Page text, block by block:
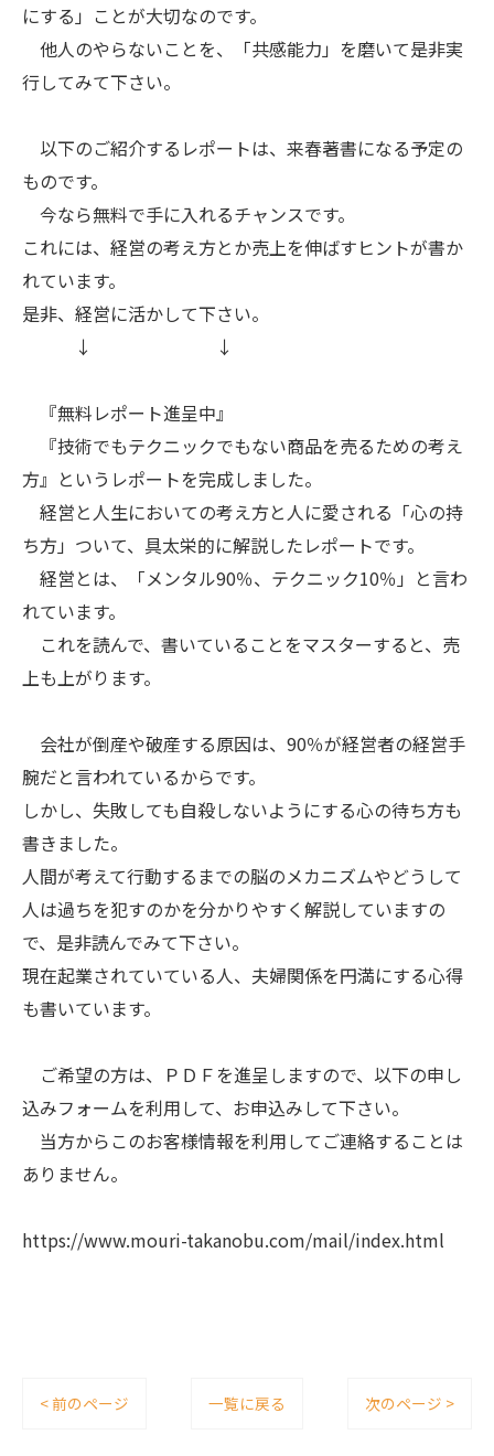
にする」ことが大切なのです。
他人のやらないことを、「共感能力」を磨いて是非実
行してみて下さい。
以下のご紹介するレポートは、来春著書になる予定の
ものです。
今なら無料で手に入れるチャンスです。
これには、経営の考え方とか売上を伸ばすヒントが書か
れています。
是非、経営に活かして下さい。
↓ ↓
『無料レポート進呈中』
『技術でもテクニックでもない商品を売るための考え
方』というレポートを完成しました。
経営と人生においての考え方と人に愛される「心の持
ち方」ついて、具太栄的に解説したレポートです。
経営とは、「メンタル90％、テクニック10％」と言わ
れています。
これを読んで、書いていることをマスターすると、売
上も上がります。
会社が倒産や破産する原因は、90％が経営者の経営手
腕だと言われているからです。
しかし、失敗しても自殺しないようにする心の待ち方も
書きました。
人間が考えて行動するまでの脳のメカニズムやどうして
人は過ちを犯すのかを分かりやすく解説していますの
で、是非読んでみて下さい。
現在起業されていている人、夫婦関係を円満にする心得
も書いています。
ご希望の方は、ＰＤＦを進呈しますので、以下の申し
込みフォームを利用して、お申込みして下さい。
当方からこのお客様情報を利用してご連絡することは
ありません。
https://www.mouri-takanobu.com/mail/index.html
< 前のページ 一覧に戻る 次のページ >